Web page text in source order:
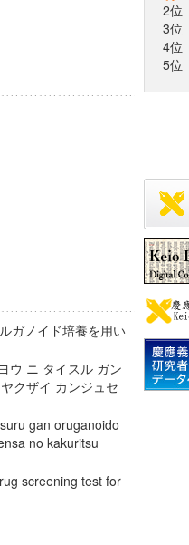
ガノイド培養を用い
ウ ニ タイスル ガン
クザイ カンジュセ
gan oruganoido
no kakuritsu
screening test for
2位
3位
4位
5位